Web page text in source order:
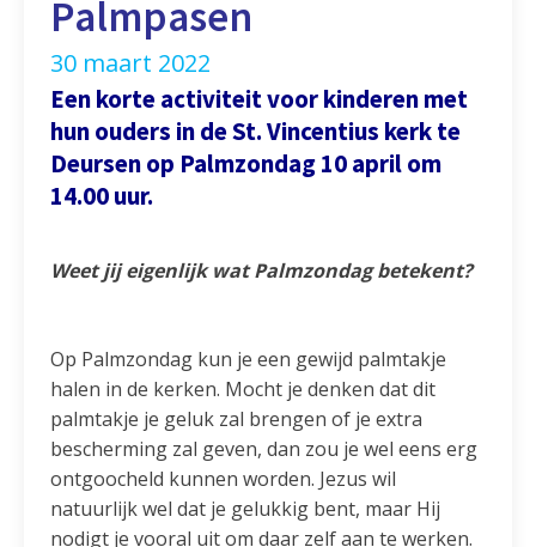
Palmpasen
30 maart 2022
Een korte activiteit voor kinderen met
hun ouders in de St. Vincentius kerk te
Deursen op Palmzondag 10 april om
14.00 uur.
Weet jij eigenlijk wat Palmzondag betekent?
Op Palmzondag kun je een gewijd palmtakje
halen in de kerken. Mocht je denken dat dit
palmtakje je geluk zal brengen of je extra
bescherming zal geven, dan zou je wel eens erg
ontgoocheld kunnen worden. Jezus wil
natuurlijk wel dat je gelukkig bent, maar Hij
nodigt je vooral uit om daar zelf aan te werken.